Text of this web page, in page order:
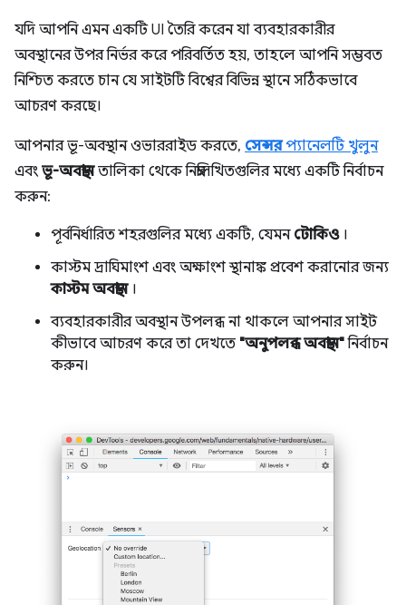
যদি আপনি এমন একটি UI তৈরি করেন যা ব্যবহারকারীর
অবস্থানের উপর নির্ভর করে পরিবর্তিত হয়, তাহলে আপনি সম্ভবত
নিশ্চিত করতে চান যে সাইটটি বিশ্বের বিভিন্ন স্থানে সঠিকভাবে
আচরণ করছে।
আপনার ভূ-অবস্থান ওভাররাইড করতে, সেন্সরপ্যানেলটি খুলুন
এবং ভূ-অবস্থানতালিকা থেকে নিম্নলিখিতগুলির মধ্যে একটি নির্বাচন
করুন:
পূর্বনির্ধারিত শহরগুলির মধ্যে একটি, যেমন টোকিও।
কাস্টম দ্রাঘিমাংশ এবং অক্ষাংশ স্থানাঙ্ক প্রবেশ করানোর জন্য
কাস্টম অবস্থান।
ব্যবহারকারীর অবস্থান উপলব্ধ না থাকলে আপনার সাইট
কীভাবে আচরণ করে তা দেখতে "অনুপলব্ধ অবস্থান"নির্বাচন
করুন।